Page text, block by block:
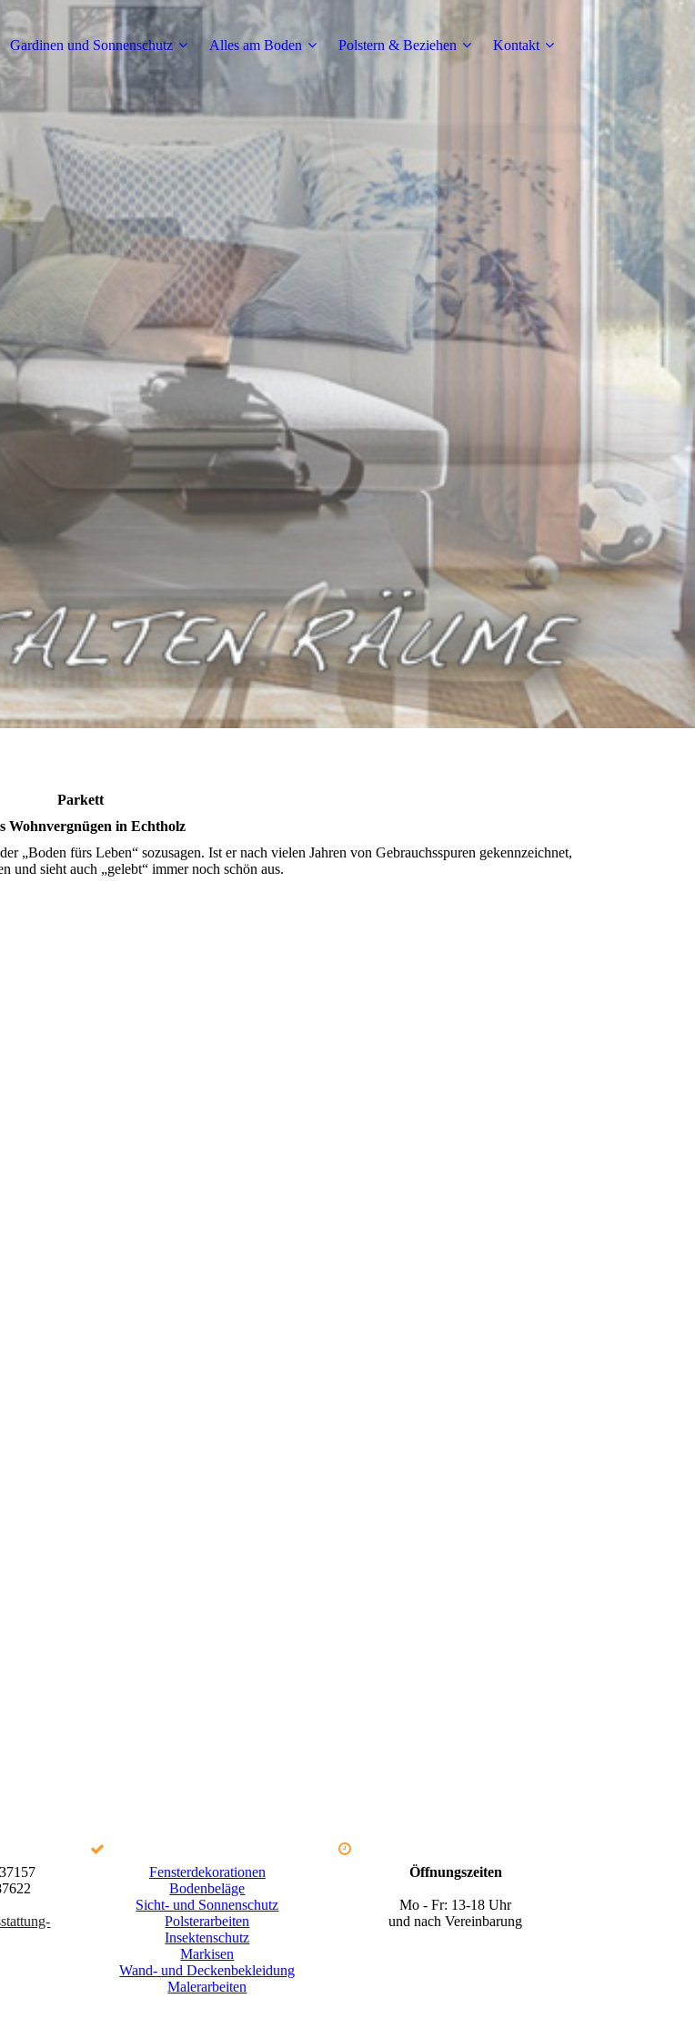
Gardinen und Sonnenschutz Alles am Boden Polstern & Beziehen Kontakt
Parkett
Wohnvergnügen in Echtholz
„Boden fürs Leben“ sozusagen. Ist er nach vielen Jahren von Gebrauchsspuren gekennzeichnet,
und sieht auch „gelebt“ immer noch schön aus.
Fensterdekorationen
Bodenbeläge
Sicht- und Sonnenschutz
Polsterarbeiten
Insektenschutz
Markisen
Wand- und Deckenbekleidung
Malerarbeiten
Öffnungszeiten
Mo - Fr: 13-18 Uhr
und nach Vereinbarung